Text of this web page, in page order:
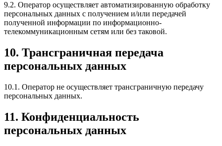
9.2. Оператор осуществляет автоматизированную обработку
персональных данных с получением и/или передачей
полученной информации по информационно-
телекоммуникационным сетям или без таковой.
10. Трансграничная передача
персональных данных
10.1. Оператор не осуществляет трансграничную передачу
персональных данных.
11. Конфиденциальность
персональных данных